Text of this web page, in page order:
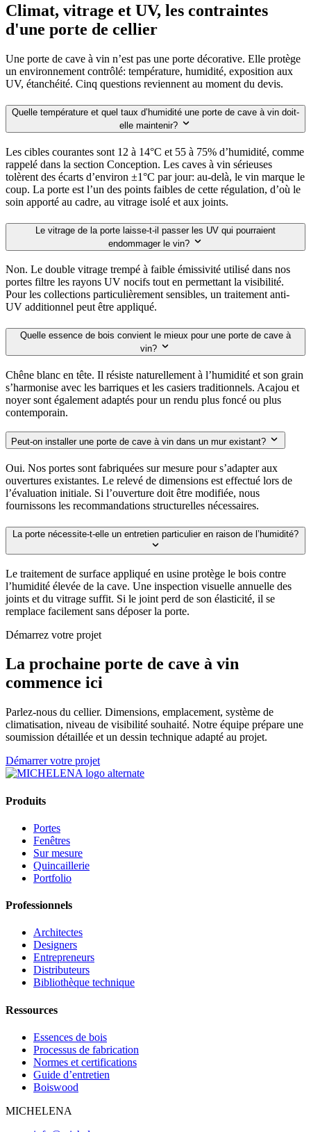
Climat, vitrage et UV, les contraintes
d'une porte de cellier
Une porte de cave à vin n’est pas une porte décorative. Elle protège
un environnement contrôlé: température, humidité, exposition aux
UV, étanchéité. Cinq questions reviennent au moment du devis.
Quelle température et quel taux d’humidité une porte de cave à vin doit-
elle maintenir?
Les cibles courantes sont 12 à 14°C et 55 à 75% d’humidité, comme
rappelé dans la section Conception. Les caves à vin sérieuses
tolèrent des écarts d’environ ±1°C par jour: au-delà, le vin marque le
coup. La porte est l’un des points faibles de cette régulation, d’où le
soin apporté au cadre, au vitrage isolé et aux joints.
Le vitrage de la porte laisse-t-il passer les UV qui pourraient
endommager le vin?
Non. Le double vitrage trempé à faible émissivité utilisé dans nos
portes filtre les rayons UV nocifs tout en permettant la visibilité.
Pour les collections particulièrement sensibles, un traitement anti-
UV additionnel peut être appliqué.
Quelle essence de bois convient le mieux pour une porte de cave à
vin?
Chêne blanc en tête. Il résiste naturellement à l’humidité et son grain
s’harmonise avec les barriques et les casiers traditionnels. Acajou et
noyer sont également adaptés pour un rendu plus foncé ou plus
contemporain.
Peut-on installer une porte de cave à vin dans un mur existant?
Oui. Nos portes sont fabriquées sur mesure pour s’adapter aux
ouvertures existantes. Le relevé de dimensions est effectué lors de
l’évaluation initiale. Si l’ouverture doit être modifiée, nous
fournissons les recommandations structurelles nécessaires.
La porte nécessite-t-elle un entretien particulier en raison de l’humidité?
Le traitement de surface appliqué en usine protège le bois contre
l’humidité élevée de la cave. Une inspection visuelle annuelle des
joints et du vitrage suffit. Si le joint perd de son élasticité, il se
remplace facilement sans déposer la porte.
Démarrez votre projet
La prochaine porte de cave à vin
commence ici
Parlez-nous du cellier. Dimensions, emplacement, système de
climatisation, niveau de visibilité souhaité. Notre équipe prépare une
soumission détaillée et un dessin technique adapté au projet.
Démarrer votre projet
Produits
Portes
Fenêtres
Sur mesure
Quincaillerie
Portfolio
Professionnels
Architectes
Designers
Entrepreneurs
Distributeurs
Bibliothèque technique
Ressources
Essences de bois
Processus de fabrication
Normes et certifications
Guide d’entretien
Boiswood
MICHELENA